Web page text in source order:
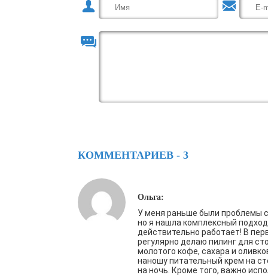
КОММЕНТАРИЕВ - 3
Ольга:
У меня раньше были проблемы
но я нашла комплексный
действительно работает! В
регулярно делаю пилинг для
молотого кофе, сахара и
наношу питательный крем на
на ночь. Кроме того, важно